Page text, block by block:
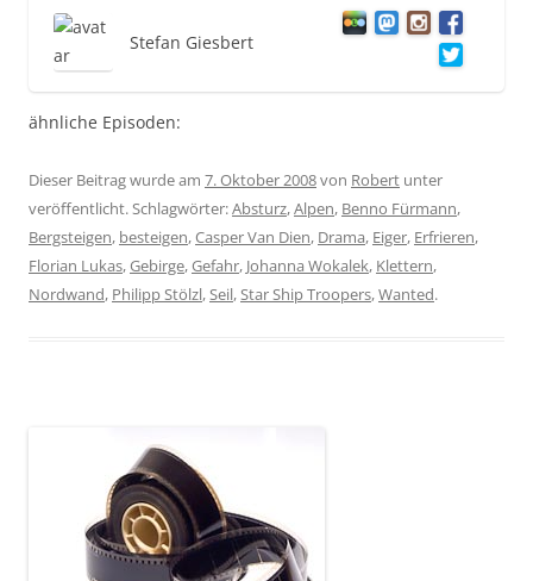
Stefan Giesbert
ähnliche Episoden:
Dieser Beitrag wurde am 7. Oktober 2008von Robert unter
veröffentlicht. Schlagwörter:Absturz,Alpen, Benno Fürmann,
Bergsteigen, besteigen,Casper Van Dien, Drama, Eiger, Erfrieren,
Florian Lukas,Gebirge,Gefahr, Johanna Wokalek, Klettern,
Nordwand, Philipp Stölzl,Seil,Star Ship Troopers,Wanted.